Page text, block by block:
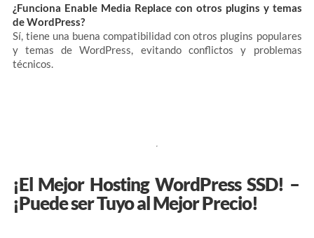
¿Funciona Enable Media Replace con otros plugins y temas
de WordPress?
Sí, tiene una buena compatibilidad con otros plugins populares
y temas de WordPress, evitando conflictos y problemas
técnicos.
¡El Mejor Hosting WordPress SSD! –
¡Puede ser Tuyo al Mejor Precio!